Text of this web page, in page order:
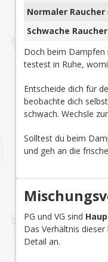
Normaler Raucher
Schwache Raucher
Doch beim Dampfen
testest in Ruhe,
Entscheide dich für
beobachte dich
schwach. Wechsle
Solltest du beim
und geh an die
PG und VG sind
Das Verhältnis
Detail an.